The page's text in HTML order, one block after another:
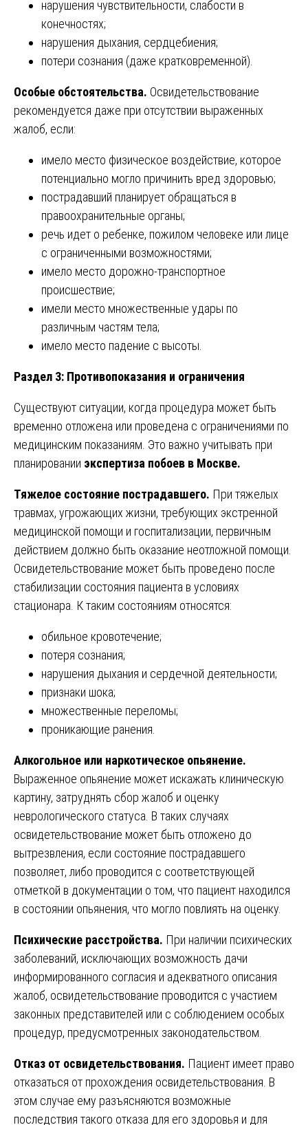
нарушения чувствительности, слабости в
конечностях;
нарушения дыхания, сердцебиения;
потери сознания (даже кратковременной).
Особые обстоятельства. Освидетельствование
рекомендуется даже при отсутствии выраженных
жалоб, если:
имело место физическое воздействие, которое
потенциально могло причинить вред здоровью;
пострадавший планирует обращаться в
правоохранительные органы;
речь идет о ребенке, пожилом человеке или лице
с ограниченными возможностями;
имело место дорожно-транспортное
происшествие;
имели место множественные удары по
различным частям тела;
имело место падение с высоты.
Раздел 3: Противопоказания и ограничения
Существуют ситуации, когда процедура может быть
временно отложена или проведена с ограничениями по
медицинским показаниям. Это важно учитывать при
планировании экспертиза побоев в Москве.
Тяжелое состояние пострадавшего. При тяжелых
травмах, угрожающих жизни, требующих экстренной
медицинской помощи и госпитализации, первичным
действием должно быть оказание неотложной помощи.
Освидетельствование может быть проведено после
стабилизации состояния пациента в условиях
стационара. К таким состояниям относятся:
обильное кровотечение;
потеря сознания;
нарушения дыхания и сердечной деятельности;
признаки шока;
множественные переломы;
проникающие ранения.
Алкогольное или наркотическое опьянение.
Выраженное опьянение может искажать клиническую
картину, затруднять сбор жалоб и оценку
неврологического статуса. В таких случаях
освидетельствование может быть отложено до
вытрезвления, если состояние пострадавшего
позволяет, либо проводится с соответствующей
отметкой в документации о том, что пациент находился
в состоянии опьянения, что могло повлиять на оценку.
Психические расстройства. При наличии психических
заболеваний, исключающих возможность дачи
информированного согласия и адекватного описания
жалоб, освидетельствование проводится с участием
законных представителей или с соблюдением особых
процедур, предусмотренных законодательством.
Отказ от освидетельствования. Пациент имеет право
отказаться от прохождения освидетельствования. В
этом случае ему разъясняются возможные
последствия такого отказа для его здоровья и для